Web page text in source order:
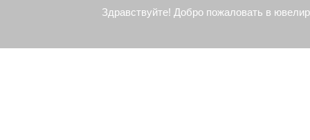
Здравствуйте! Добро пожаловать в